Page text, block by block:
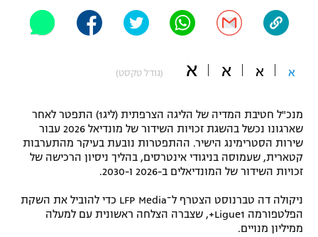
"מחצית בשכונה" – פודקאסט
משתתפים וזוכים בפרסים
תקנון משתתפים וזוכים בפרסים
תקנון עבור פעילות אלקטרה
תקנון עבור פעילות ספורט 1 – "מרלן"
טניס
גיימינג E-Sports
תנאי שימוש
אופניים
ספורט מוטורי
פוטבול אמריקאי NFL
בייסבול MLB
ספורט אתגרי ואקסטרים
אומנויות לחימה
א א א א (גודל טקסט)
מנכ"ל חטיבת המדיה של הליגה הצרפתית (ליג1) התפטר לאחר
שארגונו נכשל בהשגת זכויות השידור של מונדיאל 2026 עבור
שירות הסטרימינג הישיר. ההתפטרות נובעת בעיקר מהתערבות
קטארית, שעמוסה בניגודי אינטרסים, בהליך ניסיון הרכישה של
זכויות השידור של המונדיאלים ב-2026 ו-2030.
ניקולה דה טברנוסט הצטרף ל־LFP Media כדי להוביל את השקת
הפלטפורמה Ligue1+, שצברה הצלחה ראשונית עם למעלה
ממיליון מנויים.